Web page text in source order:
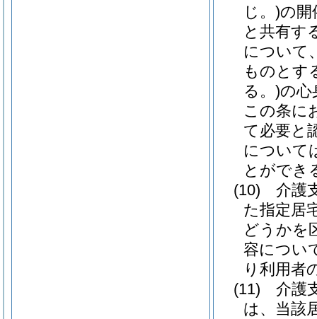
じ。)の開
と共有す
について
ものとす
る。)の心
この条に
て必要と
について
とができ
(10)
介護
た指定居
どうかを
容につい
り利用者
(11)
介護
は、当該